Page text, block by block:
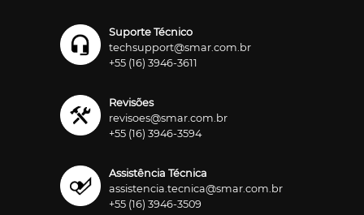
Suporte Técnico
techsupport@smar.com.br
+55 (16) 3946-3611
Revisões
revisoes@smar.com.br
+55 (16) 3946-3594
Assistência Técnica
assistencia.tecnica@smar.com.br
+55 (16) 3946-3509